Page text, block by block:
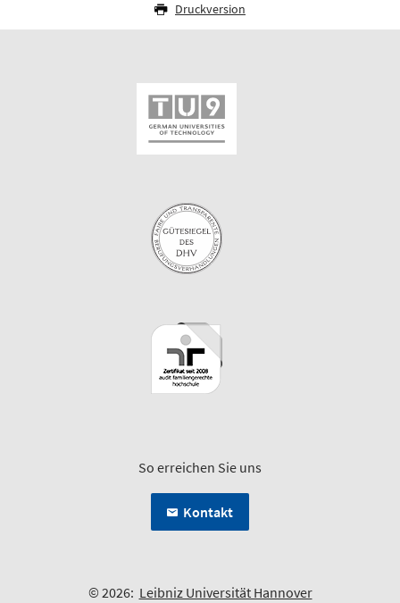
Druckversion
So erreichen Sie uns
Kontakt
© 2026: Leibniz Universität Hannover